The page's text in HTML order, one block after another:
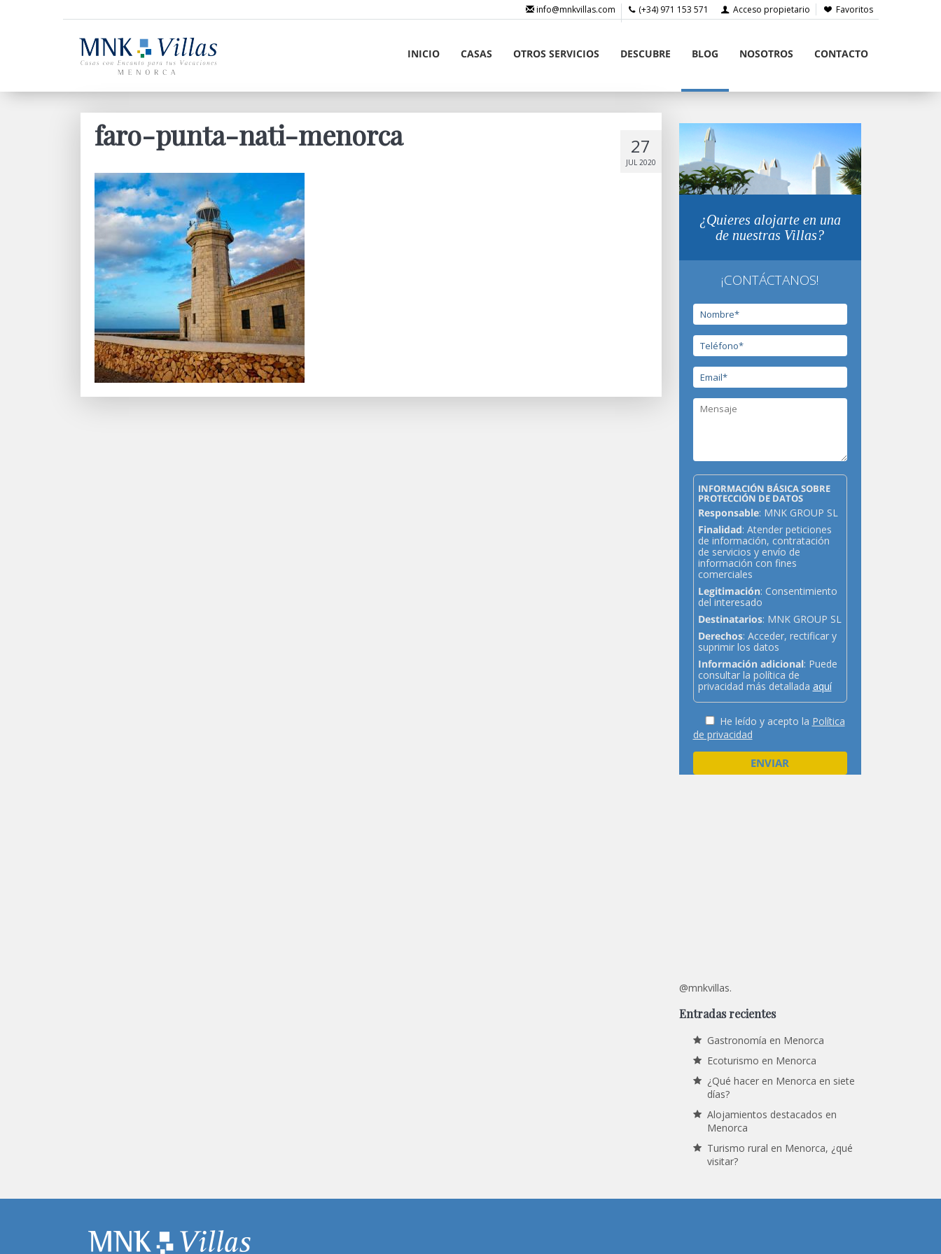
Favoritos
Acceso propietario
(+34) 971 153 571
info@mnkvillas.com
INICIO CASAS OTROS SERVICIOS DESCUBRE BLOG NOSOTROS CONTACTO
27
JUL 2020
faro-punta-nati-menorca
¿Quieres alojarte en una
de nuestras Villas?
¡CONTÁCTANOS!
INFORMACIÓN BÁSICA SOBRE
PROTECCIÓN DE DATOS
Responsable: MNK GROUP SL
Finalidad: Atender peticiones
de información, contratación
de servicios y envío de
información con fines
comerciales
Legitimación: Consentimiento
del interesado
Destinatarios: MNK GROUP SL
Derechos: Acceder, rectificar y
suprimir los datos
Información adicional: Puede
consultar la política de
privacidad más detallada aquí
He leído y acepto la Política
de privacidad
@mnkvillas.
Entradas recientes
Gastronomía en Menorca
Ecoturismo en Menorca
¿Qué hacer en Menorca en siete
días?
Alojamientos destacados en
Menorca
Turismo rural en Menorca, ¿qué
visitar?